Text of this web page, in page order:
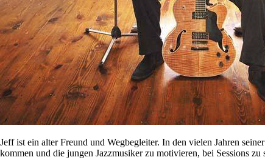
Jeff ist ein alter Freund und Wegbegleiter. In den vielen Jahren
kommen und die jungen Jazzmusiker zu motivieren, bei Sessions